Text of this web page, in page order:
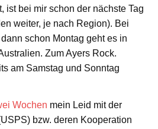
ist bei mir schon der nächste Tag
weiter, je nach Region). Bei
schon Montag geht es in
Zum Ayers Rock.
am Samstag und Sonntag
Wochen mein Leid mit der
bzw. deren Kooperation